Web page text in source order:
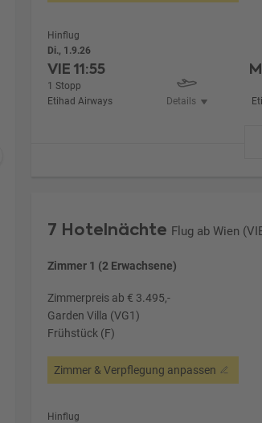
Hinflug
Di., 1.9.26
VIE11:55
1 Stopp
Etihad Airways
Details
7 Hotelnächte Flug ab Wien
Zimmer 1 (2 Erwachsene)
Zimmerpreis ab € 3.495,-
Garden Villa (VG1)
Frühstück (F)
Zimmer & Verpflegung anpassen
Hinflug